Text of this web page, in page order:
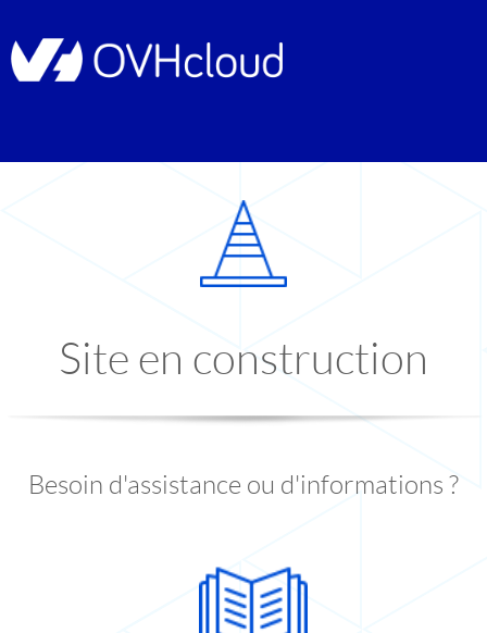
Site en construction
Besoin d'assistance ou d'informations ?